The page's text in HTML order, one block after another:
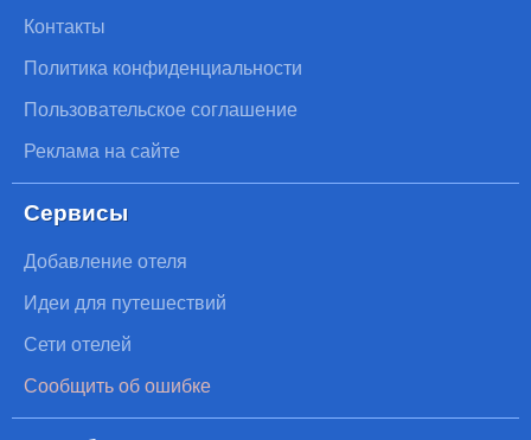
Контакты
Политика конфиденциальности
Пользовательское соглашение
Реклама на сайте
Сервисы
Добавление отеля
Идеи для путешествий
Сети отелей
Сообщить об ошибке